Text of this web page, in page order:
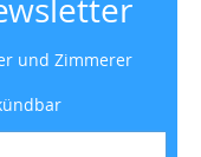
und Zimmerer